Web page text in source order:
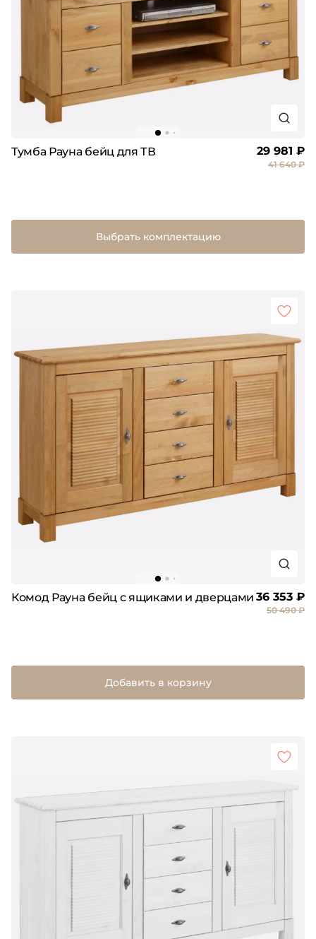
Тумба Рауна бейц для ТВ 29 981 ₽
41 640 ₽
Выбрать комплектацию
Комод Рауна бейц с ящиками и дверцами 36 353 ₽
50 490 ₽
Добавить в корзину